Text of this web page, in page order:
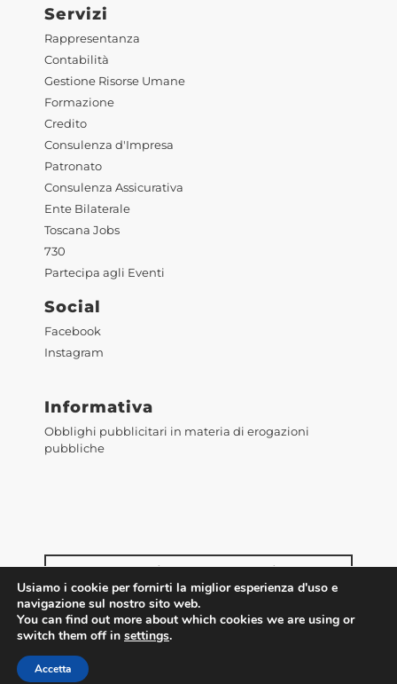
Servizi
Rappresentanza
Contabilità
Gestione Risorse Umane
Formazione
Credito
Consulenza d'Impresa
Patronato
Consulenza Assicurativa
Ente Bilaterale
Toscana Jobs
730
Partecipa agli Eventi
Social
Facebook
Instagram
Informativa
Obblighi pubblicitari in materia di erogazioni
pubbliche
Accedi alla WebMail
Usiamo i cookie per fornirti la miglior esperienza d'uso e
navigazione sul nostro sito web.
You can find out more about which cookies we are using or
switch them off in settings.
Accetta